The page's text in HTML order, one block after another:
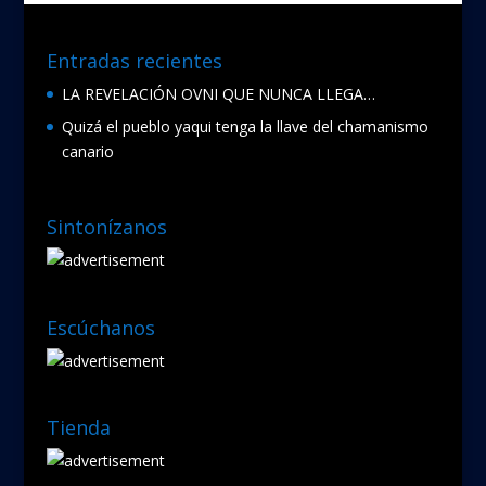
Entradas recientes
LA REVELACIÓN OVNI QUE NUNCA LLEGA…
Quizá el pueblo yaqui tenga la llave del chamanismo
canario
Sintonízanos
Escúchanos
Tienda